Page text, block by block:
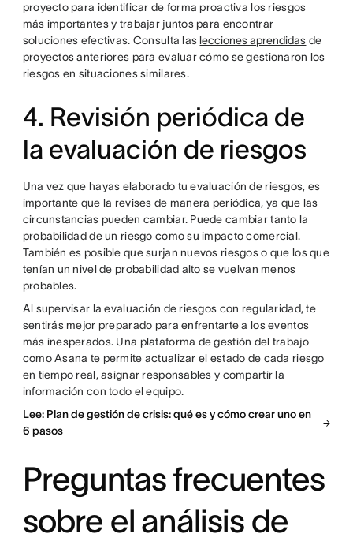
proyecto para identificar de forma proactiva los riesgos
más importantes y trabajar juntos para encontrar
soluciones efectivas. Consulta las lecciones aprendidas de
proyectos anteriores para evaluar cómo se gestionaron los
riesgos en situaciones similares.
4. Revisión periódica de
la evaluación de riesgos
Una vez que hayas elaborado tu evaluación de riesgos, es
importante que la revises de manera periódica, ya que las
circunstancias pueden cambiar. Puede cambiar tanto la
probabilidad de un riesgo como su impacto comercial.
También es posible que surjan nuevos riesgos o que los que
tenían un nivel de probabilidad alto se vuelvan menos
probables.
Al supervisar la evaluación de riesgos con regularidad, te
sentirás mejor preparado para enfrentarte a los eventos
más inesperados. Una plataforma de gestión del trabajo
como Asana te permite actualizar el estado de cada riesgo
en tiempo real, asignar responsables y compartir la
información con todo el equipo.
Lee: Plan de gestión de crisis: qué es y cómo crear uno en
6 pasos
Preguntas frecuentes
sobre el análisis de